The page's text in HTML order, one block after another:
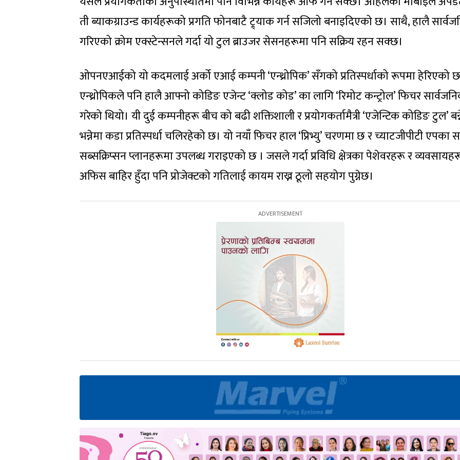
ती ब्याकग्राउन्ड कार्यहरूको प्रगति फोनबाटै ट्र्याक गर्न सजिलो बनाइदिएको छ। साथै, हालै
गरिएको क्रोम एक्स्टेन्सनले गर्दा यो टुल ब्राउजर सेसनहरूमा पनि सक्रिय रहन सक्छ।
ओपनएआईको यो कदमलाई अर्को एआई कम्पनी ‘एन्थ्रोपिक’ सँगको प्रतिस्पर्धाको रूपमा हेरिएको
एन्थ्रोपिकले पनि हालै आफ्नो कोडिङ एजेन्ट ‘क्लोड कोड’ का लागि ‘रिमोट कन्ट्रोल’ फिचर
गरेको थियो। यी दुई कम्पनीहरू बीच को बढी शक्तिशाली र प्रयोगकर्तामैत्री ‘एजेन्टिक कोडिङ टुल’
भन्नेमा कडा प्रतिस्पर्धा चलिरहेको छ। यो नयाँ फिचर हाल ‘प्रिभ्यु’ चरणमा छ र च्याटजीपीटी एपका
सब्सक्रिप्सन प्लानहरूमा उपलब्ध गराइएको छ । जसले गर्दा प्रविधि क्षेत्रका पेशेवरहरू र
अफिस बाहिर हुँदा पनि प्रोजेक्टको गतिलाई कायम राख्न ठूलो सहयोग पुग्नेछ।